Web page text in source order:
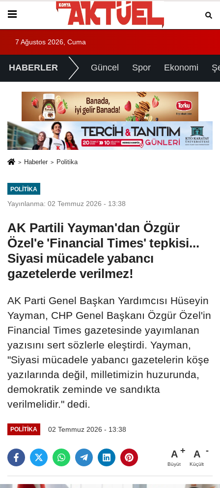
7 Ağustos 2026, Cuma
HABERLER Güncel Spor Ekonomi
Haberler Politika
POLITIKA
Yayınlanma: 02 Temmuz 2026 - 13:38
AK Partili Yayman'dan Özgür
Özel'e 'Financial Times' tepkisi...
Siyasi mücadele yabancı
gazetelerde verilmez!
AK Parti Genel Başkan Yardımcısı Hüseyin
Yayman, CHP Genel Başkanı Özgür Özel'in
Financial Times gazetesinde yayımlanan
yazısını sert sözlerle eleştirdi. Yayman,
"Siyasi mücadele yabancı gazetelerin köşe
yazılarında değil, milletimizin huzurunda,
demokratik zeminde ve sandıkta
verilmelidir." dedi.
POLITIKA 02 Temmuz 2026 - 13:38
A
Büyüt
A
Küçült